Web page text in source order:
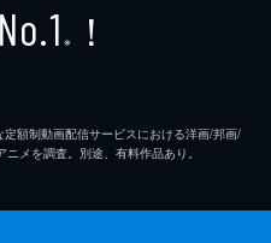
No.1 ※ ！
額制動画配信サービスにおける洋画/邦画/
メを調査。別途、有料作品あり。